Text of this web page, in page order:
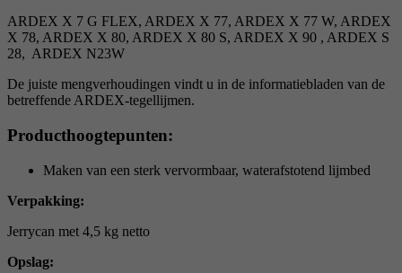
ARDEX X 7 G FLEX, ARDEX X 77, ARDEX X 77 W, ARDEX
X 78, ARDEX X 80, ARDEX X 80 S, ARDEX X 90 , ARDEX S
28, ARDEX N23W
De juiste mengverhoudingen vindt u in de informatiebladen van de
betreffende ARDEX-tegellijmen.
Producthoogtepunten:
Maken van een sterk vervormbaar, waterafstotend lijmbed
Verpakking:
Jerrycan met 4,5 kg netto
Opslag: